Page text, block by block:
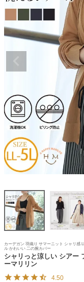
カーデガン 羽織り サマーニット シャリ感
ル かわいい 二の腕カバー
シャリっと涼しい シアー
ーマリリン
4.50